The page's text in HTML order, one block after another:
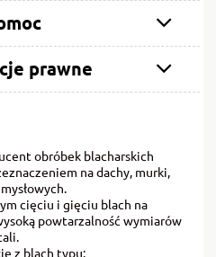
prawne
obróbek blacharskich
na dachy, murki,
cięciu i gięciu blach na
powtarzalność wymiarów
z blach typu: